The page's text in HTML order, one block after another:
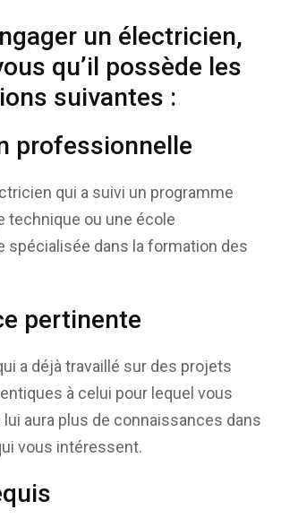
un électricien,
qu’il possède les
suivantes :
professionnelle
qui a suivi un programme
technique ou une école
spécialisée dans la formation des
pertinente
a déjà travaillé sur des projets
à celui pour lequel vous
aura plus de connaissances dans
vous intéressent.